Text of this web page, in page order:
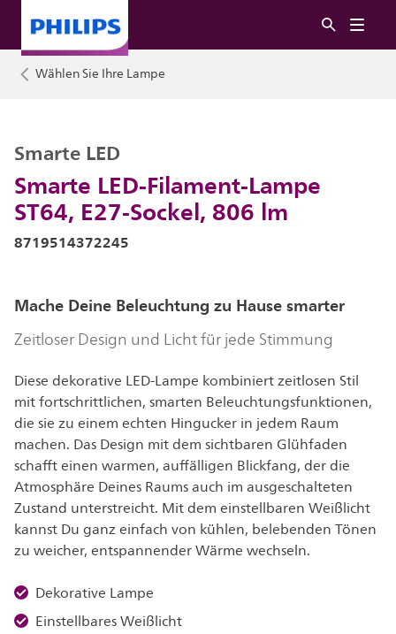
Wählen Sie Ihre Lampe
Smarte LED-Filament-Lampe
ST64, E27-Sockel, 806 lm
Smarte LED
8719514372245
Mache Deine Beleuchtung zu Hause smarter
Zeitloser Design und Licht für jede Stimmung
Diese dekorative LED-Lampe kombiniert zeitlosen Stil
mit fortschrittlichen, smarten Beleuchtungsfunktionen,
die sie zu einem echten Hingucker in jedem Raum
machen. Das Design mit dem sichtbaren Glühfaden
schafft einen warmen, auffälligen Blickfang, der die
Atmosphäre Deines Raums auch im ausgeschalteten
Zustand unterstreicht. Mit dem einstellbaren Weißlicht
kannst Du ganz einfach von kühlen, belebenden Tönen
zu weicher, entspannender Wärme wechseln.
Dekorative Lampe
Einstellbares Weißlicht